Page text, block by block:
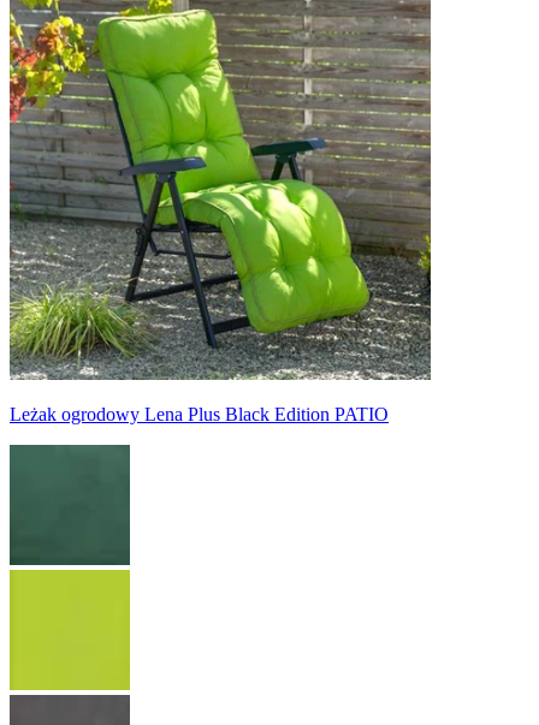
Leżak ogrodowy Lena Plus Black Edition PATIO